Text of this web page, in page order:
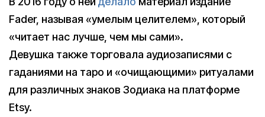
Fader, называя «умелым целителем», который
«читает нас лучше, чем мы сами».
Девушка также торговала аудиозаписями с
гаданиями на таро и «очищающими» ритуалами
для различных знаков Зодиака на платформе
Etsy.